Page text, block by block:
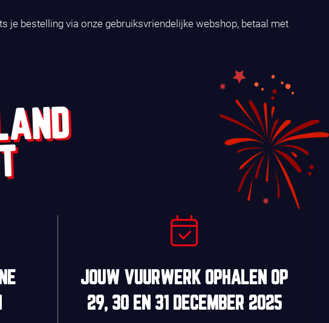
je bestelling via onze gebruiksvriendelijke webshop, betaal met
JOUW VUURWERK OPHALEN OP
29, 30EN 31 DECEMBER 2025